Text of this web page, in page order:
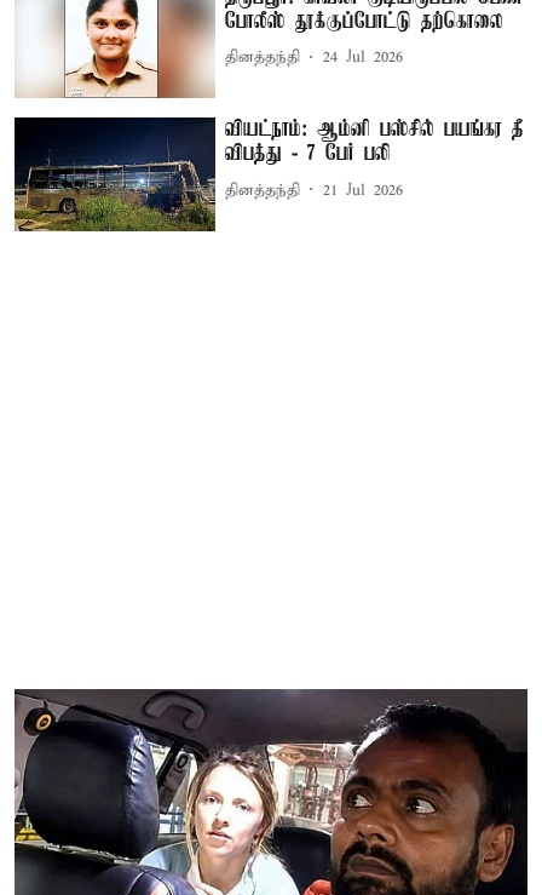
போலீஸ் தூக்குப்போட்டு தற்கொலை
தினத்தந்தி 24 Jul 2026
வியட்நாம்: ஆம்னி பஸ்சில் பயங்கர தீ
விபத்து - 7 பேர் பலி
தினத்தந்தி 21 Jul 2026